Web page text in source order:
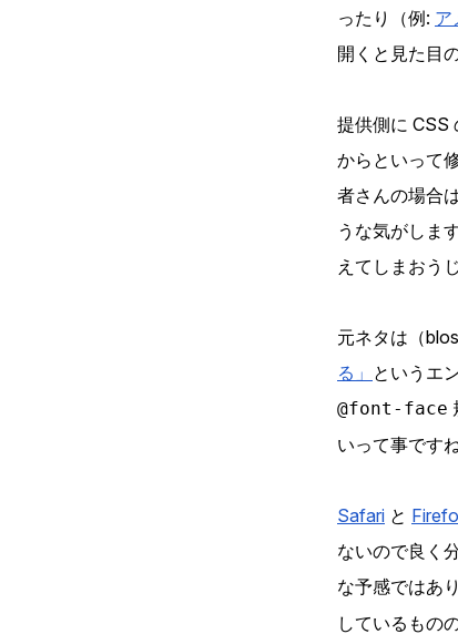
ったり（例: ア
開くと見た目
提供側に CSS
からといって
者さんの場合
うな気がしま
えてしまおう
元ネタは（
る」 というエ
@font-face
いって事ですね
Safari と
ないので良く
な予感ではあ
しているもの